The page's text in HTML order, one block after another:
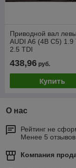
Приводной вал
AUDI A6 (4B C5) 1.9
2.5 TDI
438,96 руб.
Купить
О нас
Рейтинг не
Менее 5
Компания